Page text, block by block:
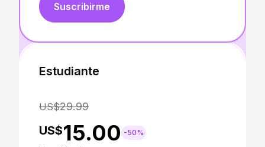
Suscribirme
Estudiante
US$29.99
US$15.00 -50%